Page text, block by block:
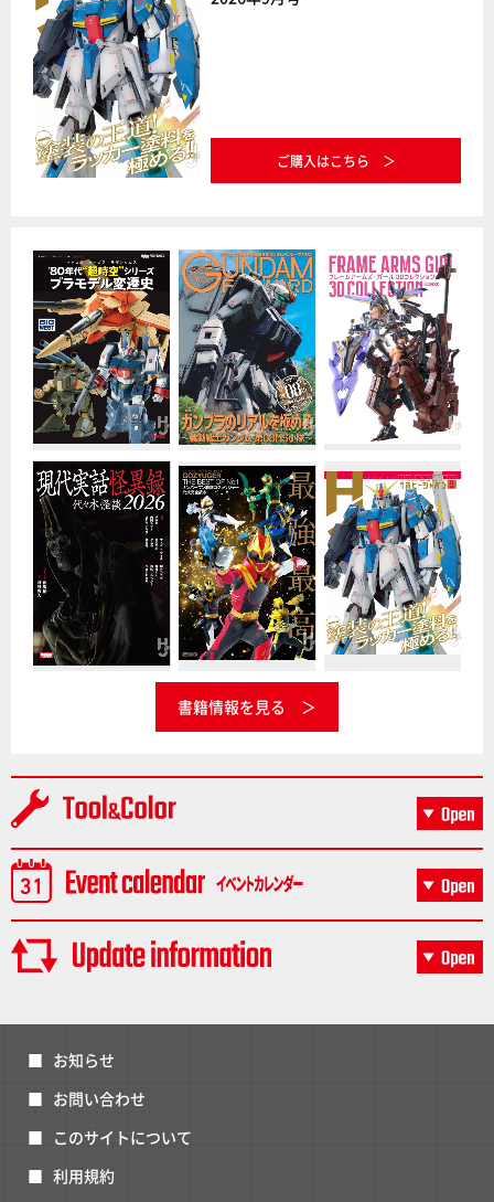
ご購入はこちら
書籍情報を見る
お知らせ
お問い合わせ
このサイトについて
利用規約